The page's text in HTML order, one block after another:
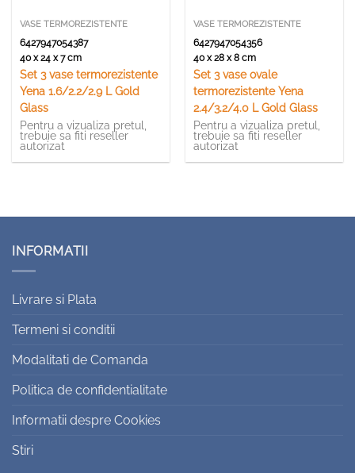
VASE TERMOREZISTENTE
6427947054387
40 x 24 x 7 cm
Set 3 vase termorezistente
Yena 1.6/2.2/2.9 L Gold
Glass
Pentru a vizualiza pretul,
trebuie sa fiti reseller
autorizat
VASE TERMOREZISTENTE
6427947054356
40 x 28 x 8 cm
Set 3 vase ovale
termorezistente Yena
2.4/3.2/4.0 L Gold Glass
Pentru a vizualiza pretul,
trebuie sa fiti reseller
autorizat
INFORMATII
Livrare si Plata
Termeni si conditii
Modalitati de Comanda
Politica de confidentialitate
Informatii despre Cookies
Stiri